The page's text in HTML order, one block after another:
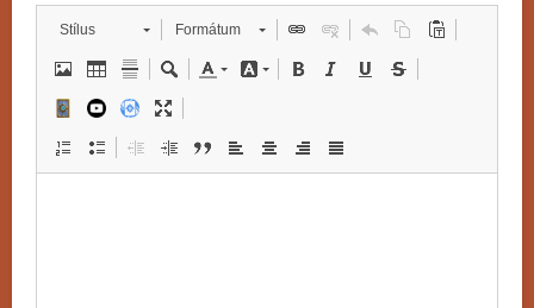
Stílus Formátum